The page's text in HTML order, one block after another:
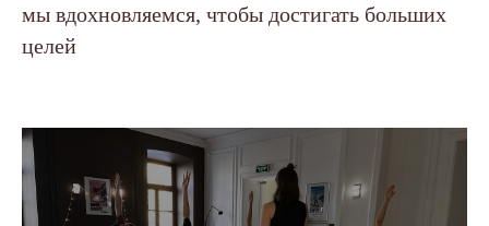
мы вдохновляемся, чтобы достигать больших
целей